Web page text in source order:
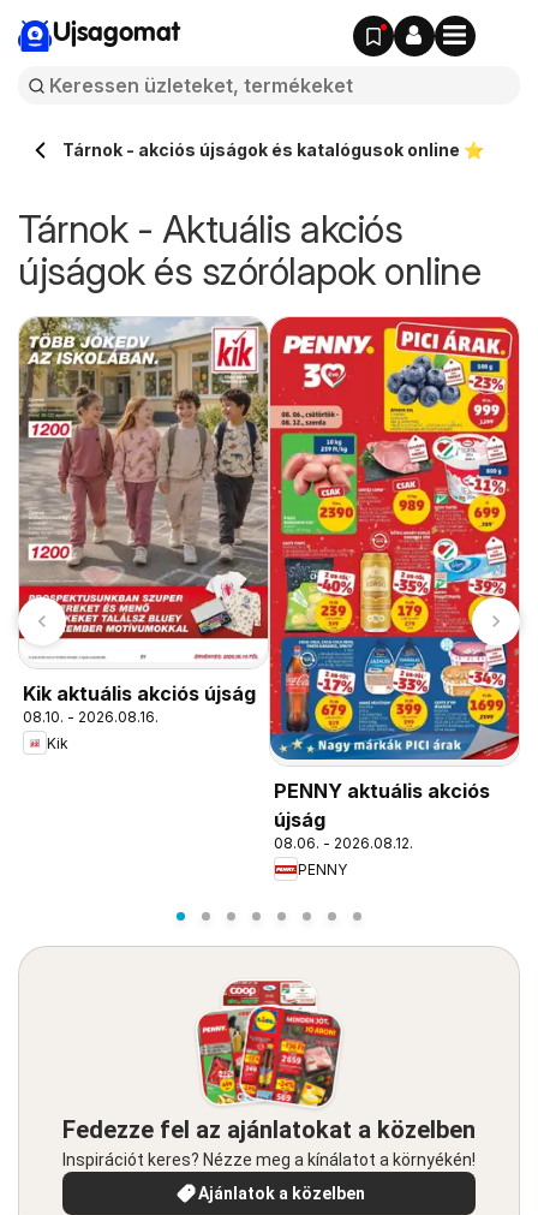
Ujsagomat
Tárnok - akciós újságok és katalógusok online ⭐️
Tárnok - Aktuális akciós
újságok és szórólapok online
Kik aktuális akciós újság
08.10. - 2026.08.16.
Kik
PENNY aktuális akciós
újság
08.06. - 2026.08.12.
PENNY
Fedezze fel az ajánlatokat a közelben
Inspirációt keres? Nézze meg a kínálatot a környékén!
Ajánlatok a közelben